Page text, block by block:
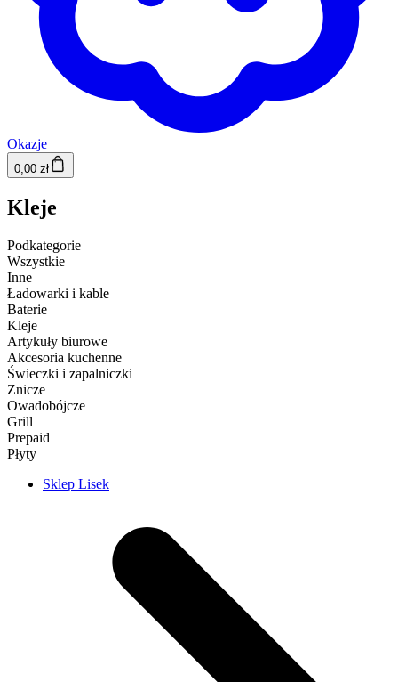
Okazje
0,00 zł
Kleje
Podkategorie
Wszystkie
Inne
Ładowarki i kable
Baterie
Kleje
Artykuły biurowe
Akcesoria kuchenne
Świeczki i zapalniczki
Znicze
Owadobójcze
Grill
Prepaid
Płyty
Sklep Lisek